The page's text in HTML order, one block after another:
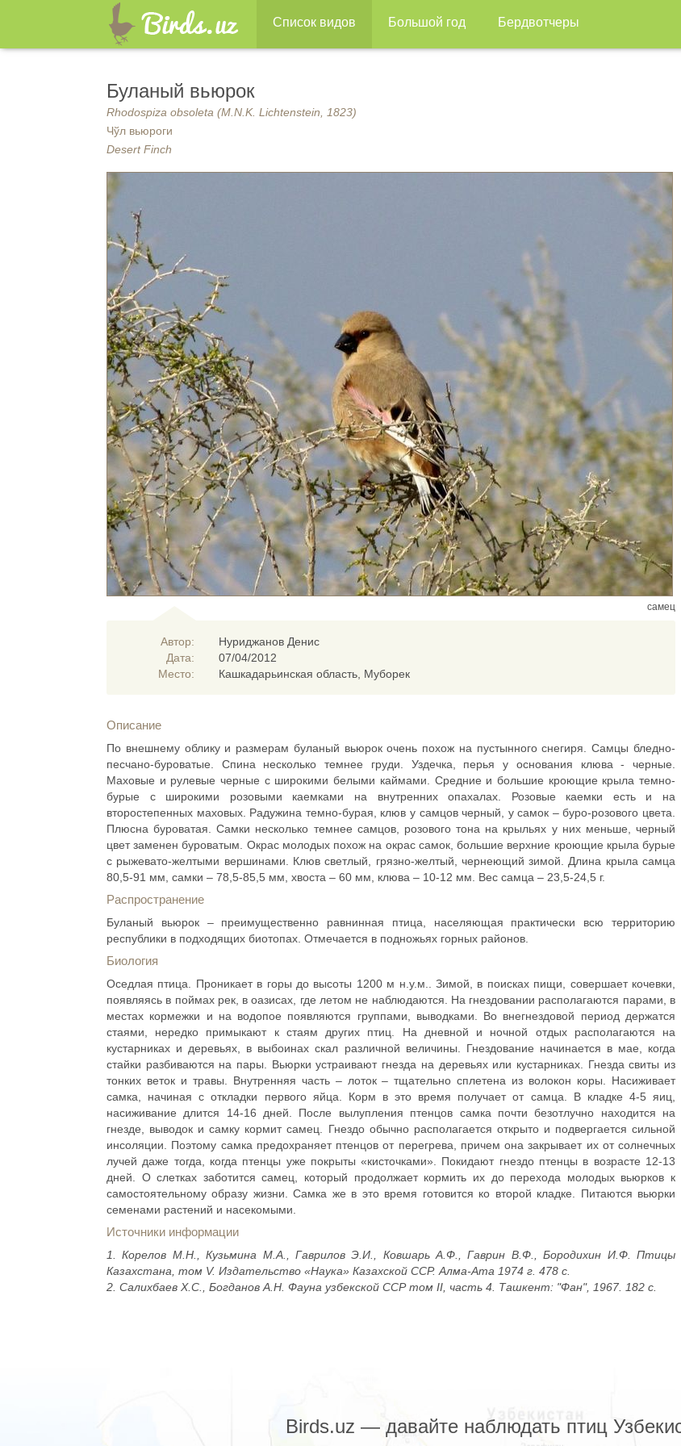
Список видов Большой год Бердвотчеры
Буланый вьюрок
Rhodospiza obsoleta (M.N.K. Lichtenstein, 1823)
Чўл вьюроги
Desert Finch
Автор:
Дата:
Место:
Нуриджанов Денис
07/04/2012
Кашкадарьинская область, Муборек
самец
Описание
По внешнему облику и размерам буланый вьюрок очень похож на пустынного снегиря. Самцы бледно-
песчано-буроватые. Спина несколько темнее груди. Уздечка, перья у основания клюва - черные.
Маховые и рулевые черные с широкими белыми каймами. Средние и большие кроющие крыла темно-
бурые с широкими розовыми каемками на внутренних опахалах. Розовые каемки есть и на
второстепенных маховых. Радужина темно-бурая, клюв у самцов черный, у самок – буро-розового цвета.
Плюсна буроватая. Самки несколько темнее самцов, розового тона на крыльях у них меньше, черный
цвет заменен буроватым. Окрас молодых похож на окрас самок, большие верхние кроющие крыла бурые
с рыжевато-желтыми вершинами. Клюв светлый, грязно-желтый, чернеющий зимой. Длина крыла самца
80,5-91 мм, самки – 78,5-85,5 мм, хвоста – 60 мм, клюва – 10-12 мм. Вес самца – 23,5-24,5 г.
Распространение
Буланый вьюрок – преимущественно равнинная птица, населяющая практически всю территорию
республики в подходящих биотопах. Отмечается в подножьях горных районов.
Биология
Оседлая птица. Проникает в горы до высоты 1200 м н.у.м.. Зимой, в поисках пищи, совершает кочевки,
появляясь в поймах рек, в оазисах, где летом не наблюдаются. На гнездовании располагаются парами, в
местах кормежки и на водопое появляются группами, выводками. Во внегнездовой период держатся
стаями, нередко примыкают к стаям других птиц. На дневной и ночной отдых располагаются на
кустарниках и деревьях, в выбоинах скал различной величины. Гнездование начинается в мае, когда
стайки разбиваются на пары. Вьюрки устраивают гнезда на деревьях или кустарниках. Гнезда свиты из
тонких веток и травы. Внутренняя часть – лоток – тщательно сплетена из волокон коры. Насиживает
самка, начиная с откладки первого яйца. Корм в это время получает от самца. В кладке 4-5 яиц,
насиживание длится 14-16 дней. После вылупления птенцов самка почти безотлучно находится на
гнезде, выводок и самку кормит самец. Гнездо обычно располагается открыто и подвергается сильной
инсоляции. Поэтому самка предохраняет птенцов от перегрева, причем она закрывает их от солнечных
лучей даже тогда, когда птенцы уже покрыты «кисточками». Покидают гнездо птенцы в возрасте 12-13
дней. О слетках заботится самец, который продолжает кормить их до перехода молодых вьюрков к
самостоятельному образу жизни. Самка же в это время готовится ко второй кладке. Питаются вьюрки
семенами растений и насекомыми.
Источники информации
1. Корелов М.Н., Кузьмина М.А., Гаврилов Э.И., Ковшарь А.Ф., Гаврин В.Ф., Бородихин И.Ф. Птицы
Казахстана, том V. Издательство «Наука» Казахской ССР. Алма-Ата 1974 г. 478 с.
2. Салихбаев Х.С., Богданов А.Н. Фауна узбекской ССР том II, часть 4. Ташкент: "Фан", 1967. 182 с.
Birds.uz — давайте наблюдать птиц